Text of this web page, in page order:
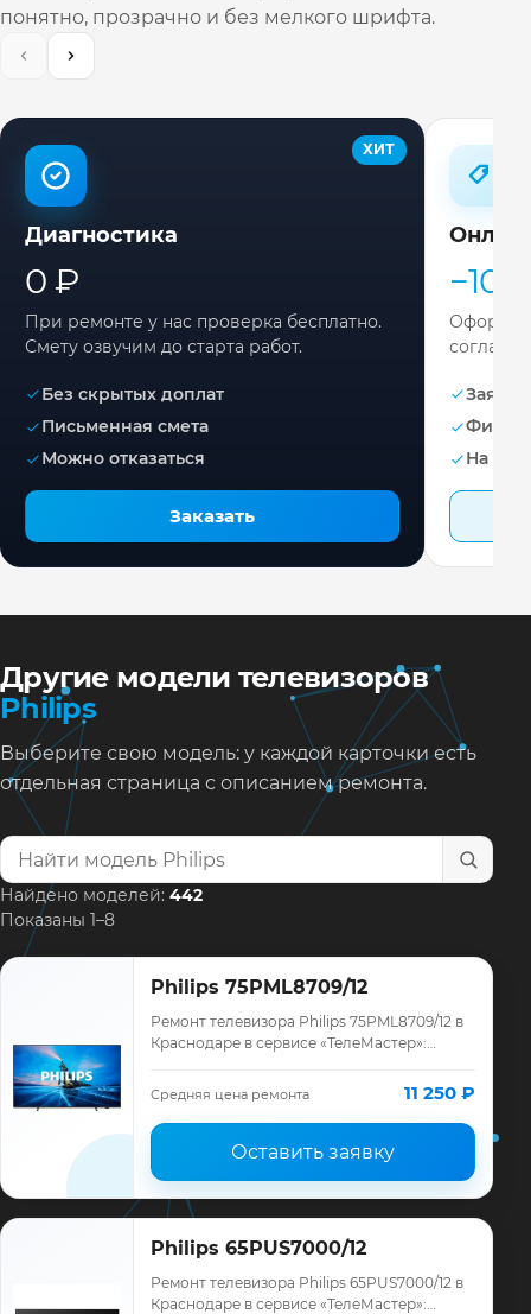
понятно, прозрачно и без мелкого шрифта.
ХИТ
Диагностика
0 ₽
При ремонте у нас проверка бесплатно.
Смету озвучим до старта работ.
Без скрытых доплат
Письменная смета
Можно отказаться
Заказать
−10%
Заявка
На
Другие модели телевизоров
Philips
Выберите свою модель: у каждой карточки есть
отдельная страница с описанием ремонта.
Найти модель телевизора
Найдено моделей: 442
Показаны 1–8
Philips 75PML8709/12
Ремонт телевизора Philips 75PML8709/12 в
Краснодаре в сервисе «ТелеМастер»:
ремонта, запчасти и гарантия до 12
месяце…
Средняя цена ремонта 11 250 ₽
Оставить заявку
Philips 65PUS7000/12
Ремонт телевизора Philips 65PUS7000/12 в
Краснодаре в сервисе «ТелеМастер»: